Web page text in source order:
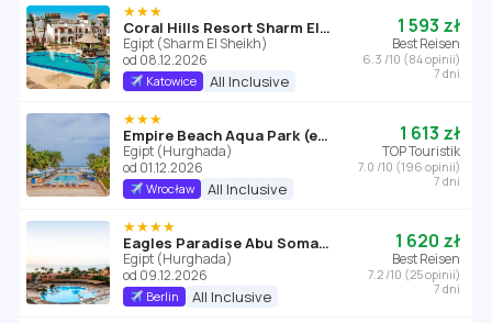
★★★
Coral Hills Resort Sharm El Sheikh
Egipt (Sharm El Sheikh)
od 08.12.2026
Katowice All Inclusive
1 593 zł
Best Reisen
6.3 /10 (84 opinii)
7 dni
★★★
Empire Beach Aqua Park (ex. Triton Empire Beach Resort Hurghada)
Egipt (Hurghada)
od 01.12.2026
Wrocław All Inclusive
1 613 zł
TOP Touristik
7.0 /10 (196 opinii)
7 dni
★★★★
Eagles Paradise Abu Soma Resort
Egipt (Hurghada)
od 09.12.2026
Berlin All Inclusive
1 620 zł
Best Reisen
7.2 /10 (25 opinii)
7 dni